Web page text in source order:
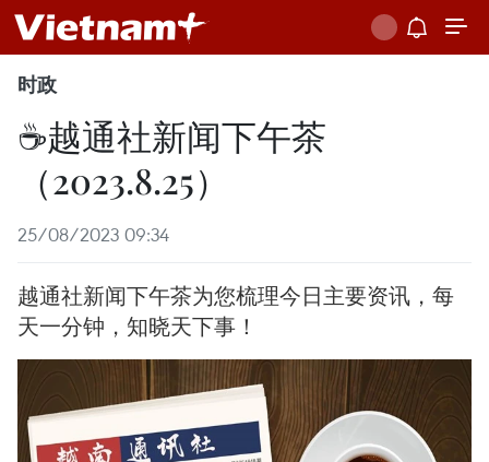
时政
☕️越通社新闻下午茶
（2023.8.25）
25/08/2023 09:34
越通社新闻下午茶为您梳理今日主要资讯，每
天一分钟，知晓天下事！